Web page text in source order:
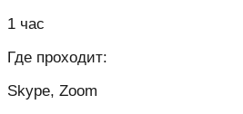
1 час
Где проходит:
Skype, Zoom